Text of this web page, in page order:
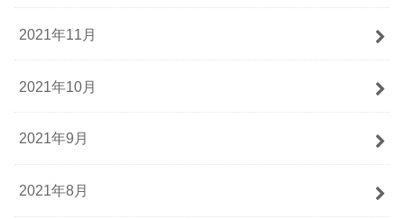
2021年11月
2021年10月
2021年9月
2021年8月